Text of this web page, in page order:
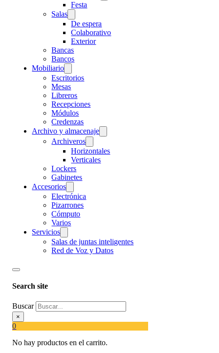
Festa
Salas
De espera
Colaborativo
Exterior
Bancas
Bancos
Mobiliario
Escritorios
Mesas
Libreros
Recepciones
Módulos
Credenzas
Archivo y almacenaje
Archiveros
Horizontales
Verticales
Lockers
Gabinetes
Accesorios
Electrónica
Pizarrones
Cómputo
Varios
Servicios
Salas de juntas inteligentes
Red de Voz y Datos
Search site
Buscar
×
0
No hay productos en el carrito.